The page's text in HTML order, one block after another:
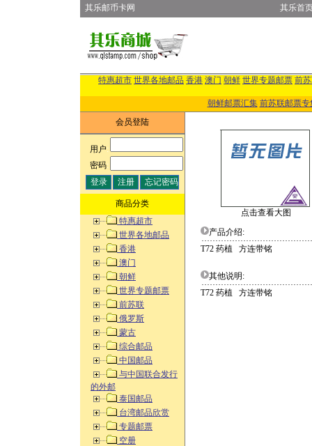
其乐邮币卡网 其乐首
特惠超市 世界各地邮品 香港 澳门 朝鲜 世界专题邮票 前
朝鲜邮票汇集 前苏联邮票专
会员登陆
用户:
密码:
商品分类
特惠超市
世界各地邮品
香港
澳门
朝鲜
世界专题邮票
前苏联
俄罗斯
蒙古
综合邮品
中国邮品
与中国联合发行
的外邮
泰国邮品
台湾邮品欣赏
专题邮票
空册
点击查看大图
产品介绍:
T72 药植 方连带铭
其他说明:
T72 药植 方连带铭